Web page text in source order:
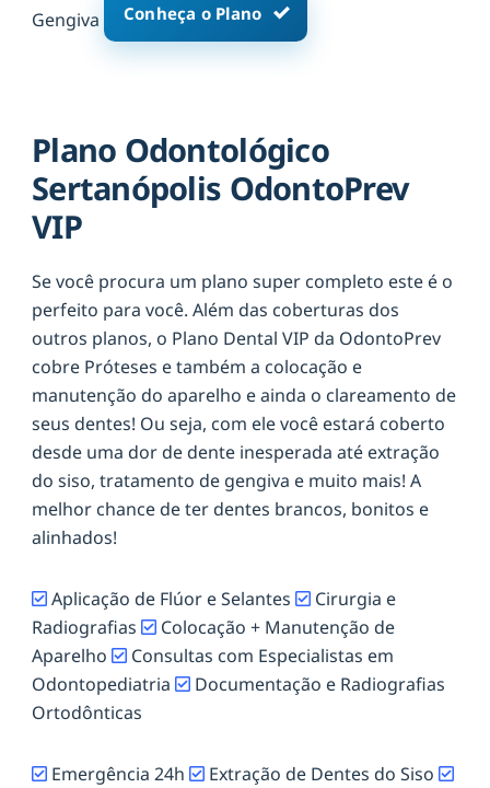
Gengiva Conheça o Plano
Plano Odontológico
Sertanópolis OdontoPrev
VIP
Se você procura um plano super completo este é o
perfeito para você. Além das coberturas dos
outros planos, o Plano Dental VIP da OdontoPrev
cobre Próteses e também a colocação e
manutenção do aparelho e ainda o clareamento de
seus dentes! Ou seja, com ele você estará coberto
desde uma dor de dente inesperada até extração
do siso, tratamento de gengiva e muito mais! A
melhor chance de ter dentes brancos, bonitos e
alinhados!
Aplicação de Flúor e Selantes
Cirurgia e
Radiografias
Colocação + Manutenção de
Aparelho
Consultas com Especialistas em
Odontopediatria
Documentação e Radiografias
Ortodônticas
Emergência 24h
Extração de Dentes do Siso